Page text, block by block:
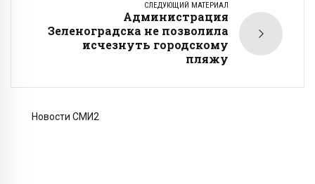
СЛЕДУЮЩИЙ МАТЕРИАЛ
Администрация
Зеленоградска не позволила
исчезнуть городскому
пляжу
Новости СМИ2